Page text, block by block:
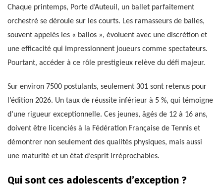
Chaque printemps, Porte d’Auteuil, un ballet parfaitement
orchestré se déroule sur les courts. Les ramasseurs de balles,
souvent appelés les « ballos », évoluent avec une discrétion et
une efficacité qui impressionnent joueurs comme spectateurs.
Pourtant, accéder à ce rôle prestigieux relève du défi majeur.
Sur environ 7500 postulants, seulement 301 sont retenus pour
l’édition 2026. Un taux de réussite inférieur à 5 %, qui témoigne
d’une rigueur exceptionnelle. Ces jeunes, âgés de 12 à 16 ans,
doivent être licenciés à la Fédération Française de Tennis et
démontrer non seulement des qualités physiques, mais aussi
une maturité et un état d’esprit irréprochables.
Qui sont ces adolescents d’exception ?